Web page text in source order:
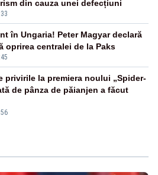
din cauza unei defecțiuni
în Ungaria! Peter Magyar declară
oprirea centralei de la Paks
privirile la premiera noului „Spider-
de pânza de păianjen a făcut